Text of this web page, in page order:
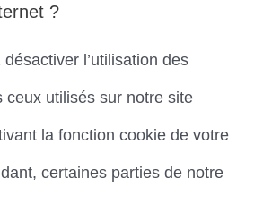
?
l’utilisation des
ceux utilisés sur notre site
la fonction cookie de votre
certaines parties de notre